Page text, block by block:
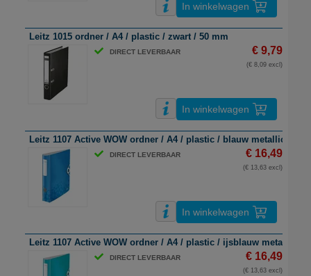
In winkelwagen
Leitz 1015 ordner / A4 / plastic / zwart / 50 mm
DIRECT LEVERBAAR € 9,79
(€ 8,09 excl)
In winkelwagen
Leitz 1107 Active WOW ordner / A4 / plastic / blauw metallic /
DIRECT LEVERBAAR € 16,49
(€ 13,63 excl)
In winkelwagen
Leitz 1107 Active WOW ordner / A4 / plastic / ijsblauw metallic /
DIRECT LEVERBAAR € 16,49
(€ 13,63 excl)